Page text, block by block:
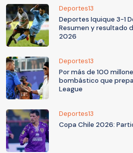
Deportes13
Deportes Iquique 3-1
Resumen y resultado
2026
Deportes13
Por más de 100
bombástico que
League
Deportes13
Copa Chile 2026: